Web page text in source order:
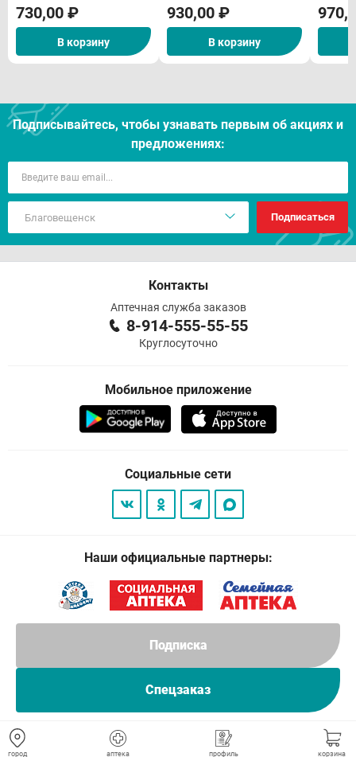
город аптека профиль корзина
Подписка
Спецзаказ
730,00 ₽
В корзину
930,00 ₽
В корзину
Подписывайтесь, чтобы узнавать первым об акцияx и
предложениях:
Подписаться
Контакты
Аптечная служба заказов
8-914-555-55-55
Круглосуточно
Мобильное приложение
Социальные сети
Наши официальные партнеры: